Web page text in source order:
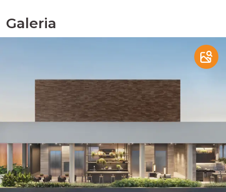
Galeria